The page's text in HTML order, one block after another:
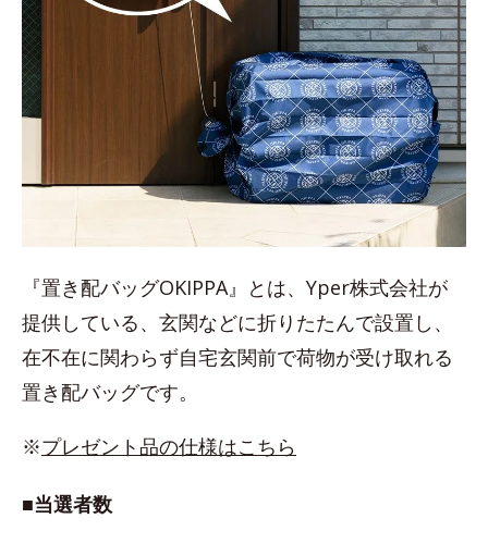
『置き配バッグOKIPPA』とは、Yper株式会社が
提供している、玄関などに折りたたんで設置し、
在不在に関わらず自宅玄関前で荷物が受け取れる
置き配バッグです。
※プレゼント品の仕様はこちら
■当選者数